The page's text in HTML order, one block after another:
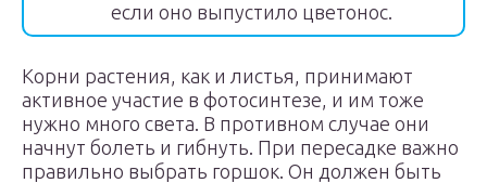
если оно выпустило цветонос.
Корни растения, как и листья, принимают
активное участие в фотосинтезе, и им тоже
нужно много света. В противном случае они
начнут болеть и гибнуть. При пересадке важно
правильно выбрать горшок. Он должен быть